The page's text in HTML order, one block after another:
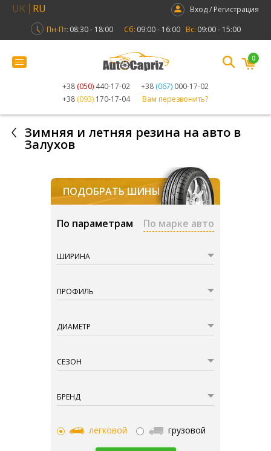
UK RU
Вход / Регистрация
Пн-Пт: 08:30 - 18:00 Сб: 09:00 - 16:00 Вс: 09:00 - 15:00
+38 (050) 440-17-02 +38 (067) 000-17-02
+38 (093) 170-17-04 Вам перезвонить?
0
Зимняя и летняя резина на авто в
Залухов
ПОДОБРАТЬ ШИНЫ
По параметрам По марке авто
ШИРИНА
ПРОФИЛЬ
ДИАМЕТР
СЕЗОН
БРЕНД
легковой грузовой